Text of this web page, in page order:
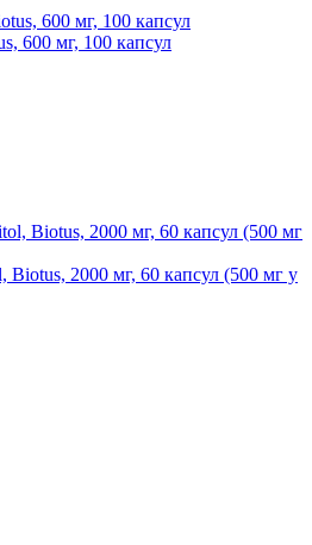
600 мг, 100 капсул
Biotus, 2000 мг, 60 капсул (500 мг у